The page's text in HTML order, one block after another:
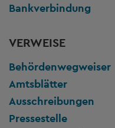
Bankverbindung
VERWEISE
Behördenwegweiser
Amtsblätter
Ausschreibungen
Pressestelle